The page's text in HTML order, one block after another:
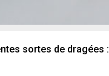
sortes de dragées :